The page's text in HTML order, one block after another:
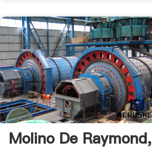
Molino De Raymond,